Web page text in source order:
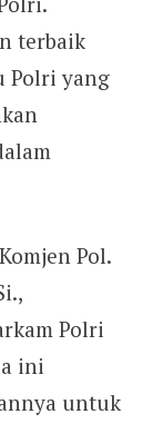
terbaik
Polri yang
Pol.
Polri
ini
untuk